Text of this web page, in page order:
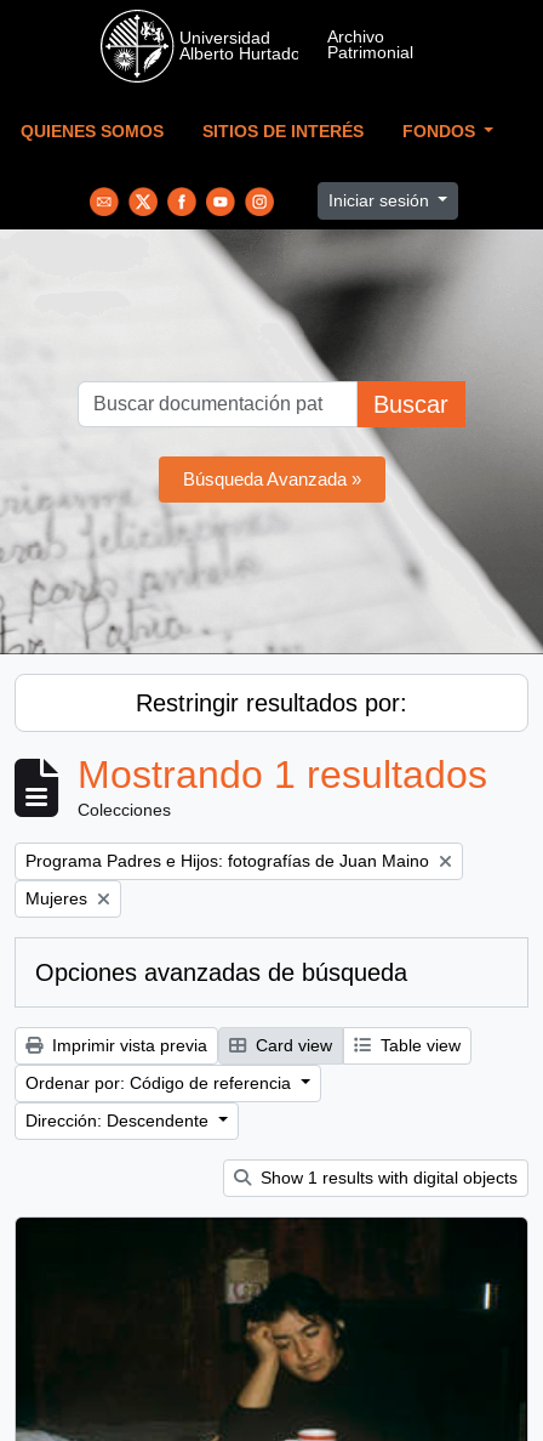
Skip to main content
QUIENES SOMOS SITIOS DE INTERÉS FONDOS
Iniciar sesión
Buscar
Búsqueda Avanzada »
Restringir resultados por:
Mostrando 1 resultados
Colecciones
Remove filter:
Programa Padres e Hijos: fotografías de Juan Maino
Remove filter:
Mujeres
Opciones avanzadas de búsqueda
Imprimir vista previa Card view
Table view
Ordenar por: Código de referencia
Dirección: Descendente
Show 1 results with digital objects